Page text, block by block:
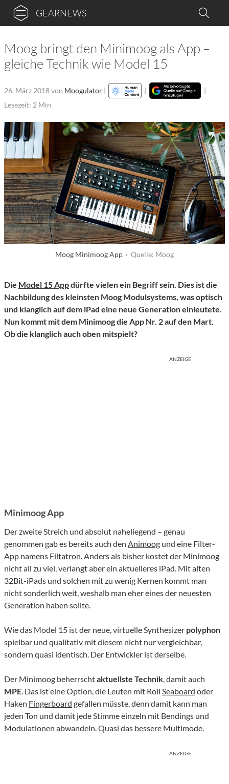
GEARNEWS
Moog bringt den Minimoog als App –
gleiche Technik wie Model 15
26. März 2018von Moogulator | |
|
Lesezeit: 2 Min
Moog Minimoog App · Quelle: Moog
Die Model 15 Appdürfte vielen ein Begriff sein. Dies ist die
Nachbildung des kleinsten Moog Modulsystems, was optisch
und klanglich auf dem iPad eine neue Generation einleutete.
Nun kommt mit dem Minimoog die App Nr. 2 auf den Mart.
Ob die klanglich auch oben mitspielt?
ANZEIGE
Minimoog App
Der zweite Streich und absolut naheliegend – genau
genommen gab es bereits auch den Animoog und eine Filter-
App namens Filtatron. Anders als bisher kostet der Minimoog
nicht all zu viel, verlangt aber ein aktuelleres iPad. Mit alten
32Bit-iPads und solchen mit zu wenig Kernen kommt man
nicht sonderlich weit, weshalb man eher eines der neuesten
Generation haben sollte.
Wie das Model 15 ist der neue, virtuelle Synthesizer polyphon
spielbar und qualitativ mit diesem nicht nur vergleichbar,
sondern quasi identisch. Der Entwickler ist derselbe.
Der Minimoog beherrschtaktuellste Technik, damit auch
MPE. Das ist eine Option, die Leuten mit Roli Seaboard oder
Haken Fingerboard gefallen müsste, denn damit kann man
jeden Ton und damit jede Stimme einzeln mit Bendings und
Modulationen abwandeln. Quasi das bessere Multimode.
ANZEIGE